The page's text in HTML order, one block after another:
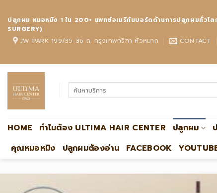
content
ปลูกผม หมอหมิง 1 ใน 200+ แพทย์อเมริกันบอร์ดด้านการปลูกผมทั่วโล
SURGERY)
JW PARK 199/35-36 ถ. กรุงเทพกรีฑา หัวหมาก CONTACT
HOME ทำไมต้อง ULTIMA HAIR CENTER ปลูกผม
คุณหมอหมิง
ปลูกผมต้องอ่าน FACEBOOK